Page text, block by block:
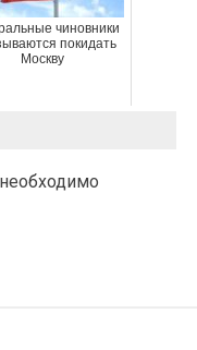
чиновники
покидать
Москву